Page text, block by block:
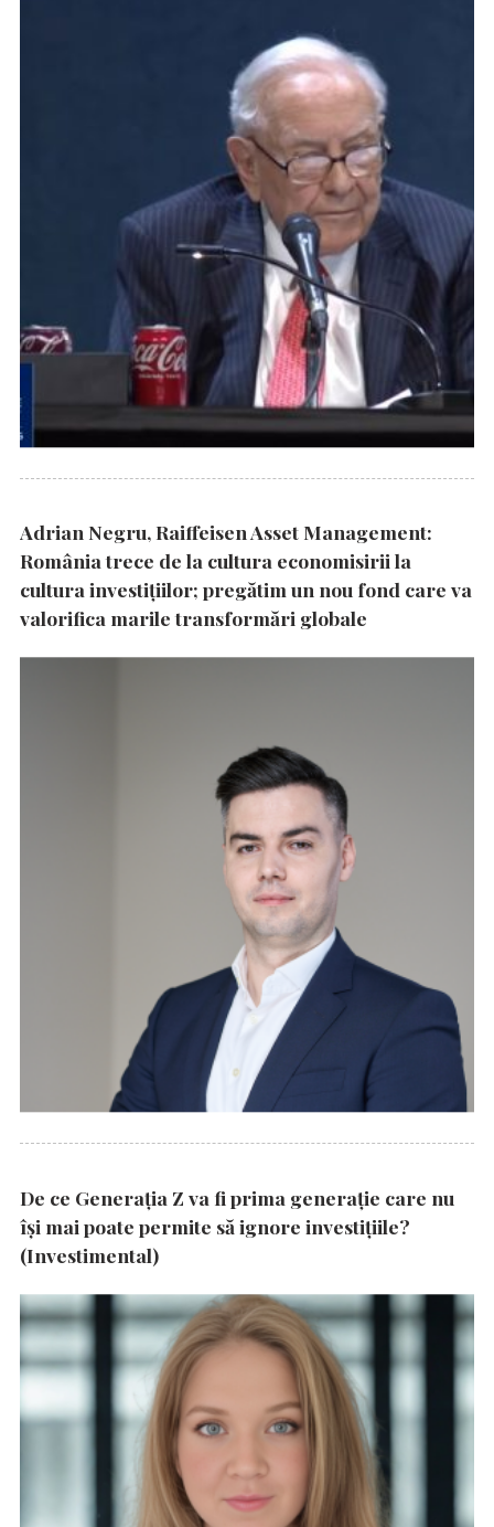
Adrian Negru, Raiffeisen Asset Management:
România trece de la cultura economisirii la
cultura investițiilor; pregătim un nou fond care va
valorifica marile transformări globale
De ce Generația Z va fi prima generație care nu
își mai poate permite să ignore investițiile?
(Investimental)